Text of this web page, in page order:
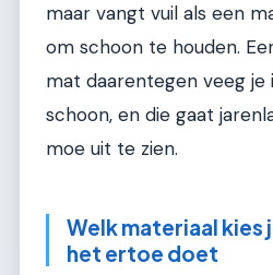
maar vangt vuil als een
om schoon te houden.
mat daarentegen veeg
schoon, en die gaat
moe uit te zien.
Welk materiaal kies
het ertoe doet